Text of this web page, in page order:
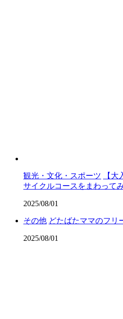
観光・文化・スポーツ
【
サイクルコースをまわって
2025/08/01
その他 どたばたママのフリ
2025/08/01